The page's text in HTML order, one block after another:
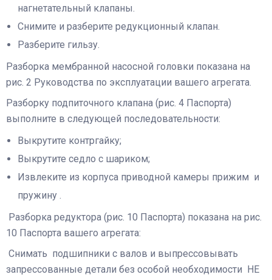
нагнетательный клапаны.
Снимите и разберите редукционный клапан.
Разберите гильзу.
Разборка мембранной насосной головки показана на
рис. 2 Руководства по эксплуатации вашего агрегата.
Разборку подпиточного клапана (рис. 4 Паспорта)
выполните в следующей последовательности:
Выкрутите контргайку;
Выкрутите седло с шариком;
Извлеките из корпуса приводной камеры прижим и
пружину .
Разборка редуктора (рис. 10 Паспорта) показана на рис.
10 Паспорта вашего агрегата:
Снимать подшипники с валов и выпрессовывать
запрессованные детали без особой необходимости НЕ